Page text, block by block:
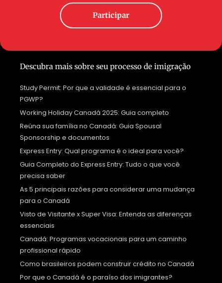
Participar
Descubra mais sobre seu processo de imigração
Study Permit: Por que a validade é essencial para o
PGWP?
Working Holiday Canadá 2025: Guia completo
Reúna sua família no Canadá: Guia Spousal
Sponsorship e documentos
Express Entry: Qual programa é o ideal para você?
Guia Completo do Express Entry: Tudo o que você
precisa saber
As 5 principais razões para considerar uma mudança
para o Canadá
Visto de Visitante x Super Visa: Entenda as diferenças
essenciais
Canadá: Programas vocacionais para um caminho
profissional rápido
Como brasileiros podem construir crédito no Canadá
Por que o Canadá é o paraíso dos imigrantes?